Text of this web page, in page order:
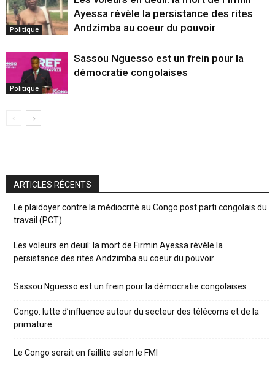
Politique
Ayessa révèle la persistance des rites
Andzimba au coeur du pouvoir
Politique
Sassou Nguesso est un frein pour la
démocratie congolaises
ARTICLES RÉCENTS
Le plaidoyer contre la médiocrité au Congo post parti congolais du
travail (PCT)
Les voleurs en deuil: la mort de Firmin Ayessa révèle la
persistance des rites Andzimba au coeur du pouvoir
Sassou Nguesso est un frein pour la démocratie congolaises
Congo: lutte d’influence autour du secteur des télécoms et de la
primature
Le Congo serait en faillite selon le FMI